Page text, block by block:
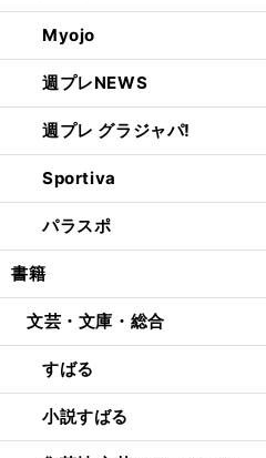
Myojo
週プレNEWS
週プレ グラジャパ!
Sportiva
パラスポ
書籍
文芸・文庫・総合
すばる
小説すばる